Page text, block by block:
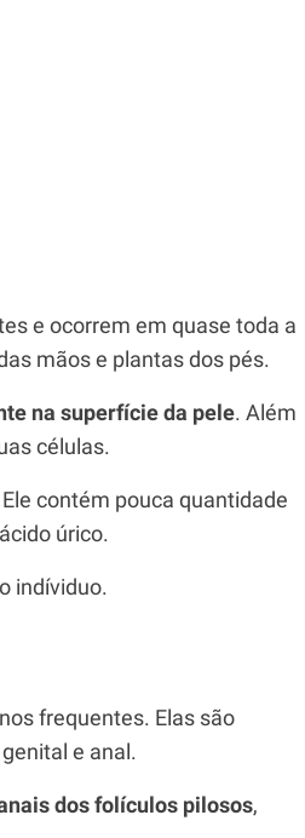
e ocorrem em quase toda a
mãos e plantas dos pés.
na superfície da pele. Além
células.
contém pouca quantidade
úrico.
indíviduo.
frequentes. Elas são
e anal.
dos folículos pilosos,